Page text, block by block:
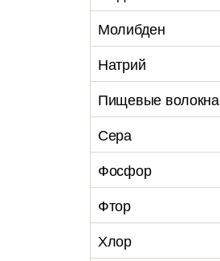
Молибден
Натрий
Пищевые волокна
Сера
Фосфор
Фтор
Хлор